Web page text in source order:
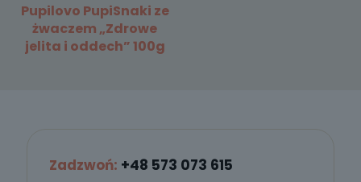
Pupilovo PupiSnaki ze
żwaczem „Zdrowe
jelita i oddech” 100g
Zadzwoń: +48 573 073 615